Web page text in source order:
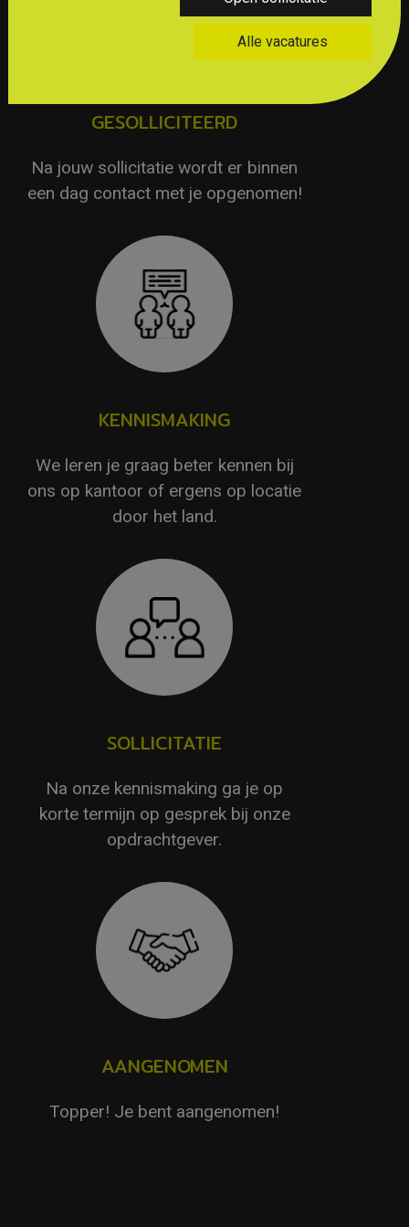
GESOLLICITEERD
Na jouw sollicitatie wordt er binnen
een dag contact met je opgenomen!
KENNISMAKING
We leren je graag beter kennen bij
ons op kantoor of ergens op locatie
door het land.
SOLLICITATIE
Na onze kennismaking ga je op
korte termijn op gesprek bij onze
opdrachtgever.
AANGENOMEN
Topper! Je bent aangenomen!
Alle vacatures